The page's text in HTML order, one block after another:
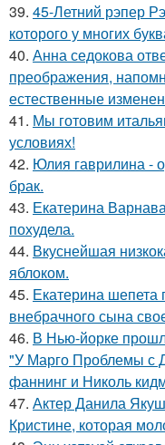
39. 45-Летний рэпер
которого у многих
40. Анна седокова
преображения,
естественные
41. Мы готовим
условиях!
42. Юлия гаврилина -
брак.
43. Екатерина
похудела.
44. Вкуснейшая
яблоком.
45. Екатерина шепета
внебрачного сына
46. В Нью-йорке
"У Марго Проблемы с
фаннинг и Николь
47. Актер Данила
Кристине, которая